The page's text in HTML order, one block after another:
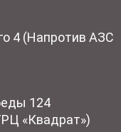
4 (Напротив АЗС
124
«Квадрат»)